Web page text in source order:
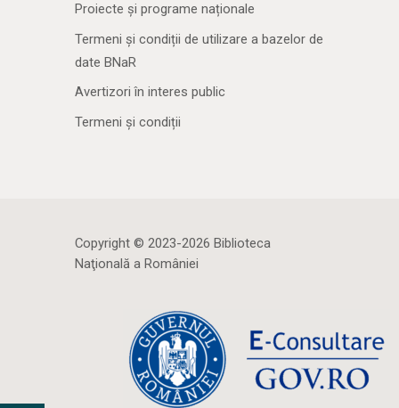
Proiecte și programe naționale
Termeni și condiții de utilizare a bazelor de
date BNaR
Avertizori în interes public
Termeni și condiții
Copyright © 2023-2026 Biblioteca
Naţională a României